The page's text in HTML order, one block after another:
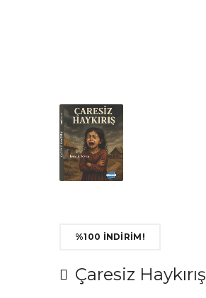
prev
%100 İNDİRİM!
Çaresiz Haykırış